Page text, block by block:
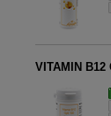
VITAMIN B12